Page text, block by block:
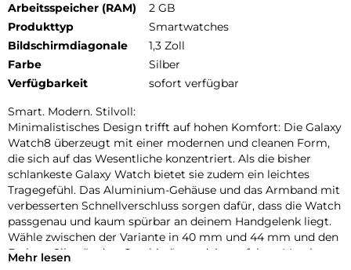
Arbeitsspeicher (RAM)
2 GB
Produkttyp
Smartwatches
Bildschirmdiagonale
1,3 Zoll
Farbe
Silber
Verfügbarkeit
sofort verfügbar
Smart. Modern. Stilvoll:
Minimalistisches Design trifft auf hohen Komfort: Die Galaxy
Watch8 überzeugt mit einer modernen und cleanen Form,
die sich auf das Wesentliche konzentriert. Als die bisher
schlankeste Galaxy Watch bietet sie zudem ein leichtes
Tragegefühl. Das Aluminium-Gehäuse und das Armband mit
verbesserten Schnellverschluss sorgen dafür, dass die Watch
passgenau und kaum spürbar an deinem Handgelenk liegt.
Wähle zwischen der Variante in 40 mm und 44 mm und den
Farben „Silver“ oder „Graphite“, um dein perfektes Match zu
Mehr lesen